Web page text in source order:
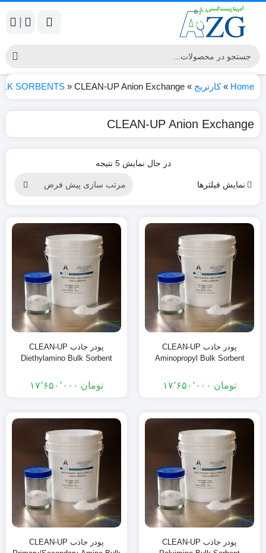
|
Home
»کارتریج »
SORBENTS » CLEAN-UP Anion Exchange
CLEAN-UP Anion Exchange
در حال نمایش 5 نتیجه
نمایش فیلترها
پودر جاذب CLEAN-UP
Aminopropyl Bulk Sorbent
تومان
پودر جاذب CLEAN-UP
Diethylamino Bulk Sorbent
تومان
پودر جاذب CLEAN-UP
پودر جاذب CLEAN-UP